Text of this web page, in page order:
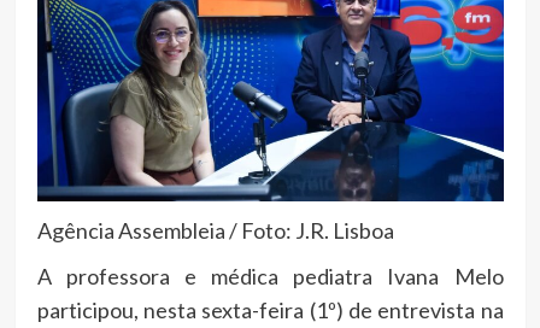
Agência Assembleia / Foto: J.R. Lisboa
A professora e médica pediatra Ivana Melo
participou, nesta sexta-feira (1º) de entrevista na